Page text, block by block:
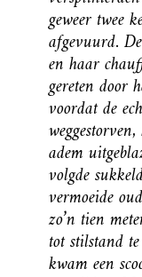
geweer twee
afgevuurd.
en haar
gereten door
voordat de
adem
volgde
vermoeide
zo’n tien
tot stilstand
kwam een